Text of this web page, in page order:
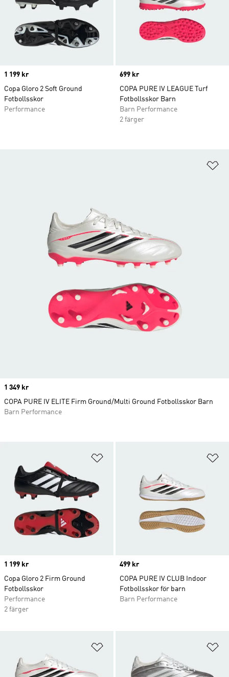
Price
1 199 kr
Copa Gloro 2 Soft Ground
Fotbollsskor
Performance
Price
699 kr
COPA PURE IV LEAGUE Turf
Fotbollsskor Barn
Barn Performance
2 färger
Price
1 199 kr
Copa Gloro 2 Firm Ground
Fotbollsskor
Performance
2 färger
Price
499 kr
COPA PURE IV CLUB Indoor
Fotbollsskor för barn
Barn Performance
Price
1 349 kr
COPA PURE IV ELITE Firm Ground/Multi Ground Fotbollsskor Barn
Barn Performance